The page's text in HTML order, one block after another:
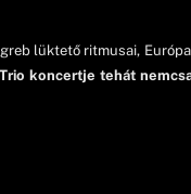
lüktető ritmusai,
koncertje tehát